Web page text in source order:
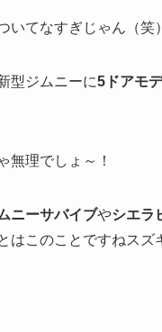
いてなすぎじゃん（笑）
型ジムニーに5ドアモ
無理でしょ～！
ニーサバイブやシエラ
はこのことですねスズ